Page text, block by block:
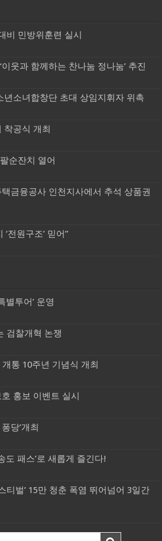
비 민방위훈련 실시
웃과 함께하는 찬나눔 정나눔’ 추진
년소녀합창단 초대 상임지휘자 위촉
착공식 개최
순잔치 열어
금융공사 인천지사에서 추석 상품권
전원구조’ 믿어”
별투어’ 운영
검찰개혁 논쟁
통 10주년 기념식 개최
홍보 이벤트 실시
당’개최
도 패스’로 새롭게 즐긴다!
티벌’ 15만 청춘 폭염 뛰어넘어 3일간